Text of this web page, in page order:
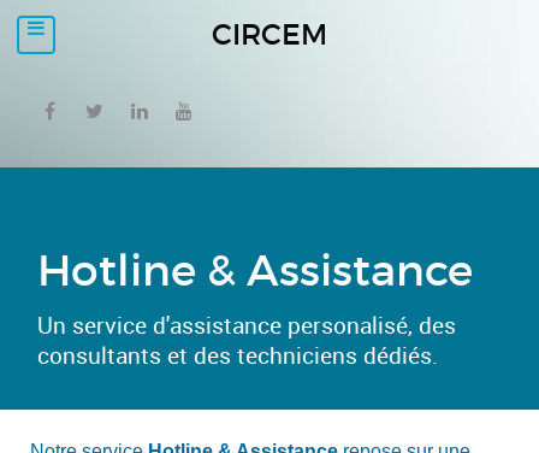
CIRCEM
Hotline & Assistance
Un service d'assistance personalisé, des
consultants et des techniciens dédiés.